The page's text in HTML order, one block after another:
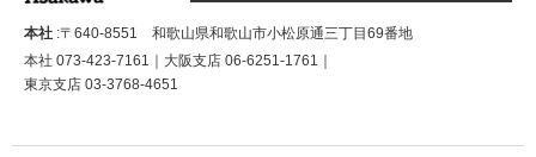
本社 :〒640-8551 和歌山県和歌山市小松原通三丁目69番地
本社 073-423-7161 ｜大阪支店 06-6251-1761 ｜
東京支店 03-3768-4651